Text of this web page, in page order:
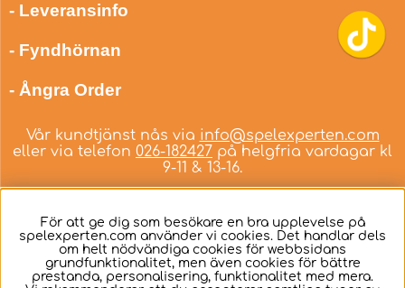
- Leveransinfo
- Fyndhörnan
- Ångra Order
Vår kundtjänst nås via info@spelexperten.com
eller via telefon 026-182427 på helgfria vardagar kl
9-11 & 13-16.
Svenska
För att ge dig som besökare en bra upplevelse på
spelexperten.com använder vi cookies. Det handlar dels
om helt nödvändiga cookies för webbsidans
grundfunktionalitet, men även cookies för bättre
prestanda, personalisering, funktionalitet med mera.